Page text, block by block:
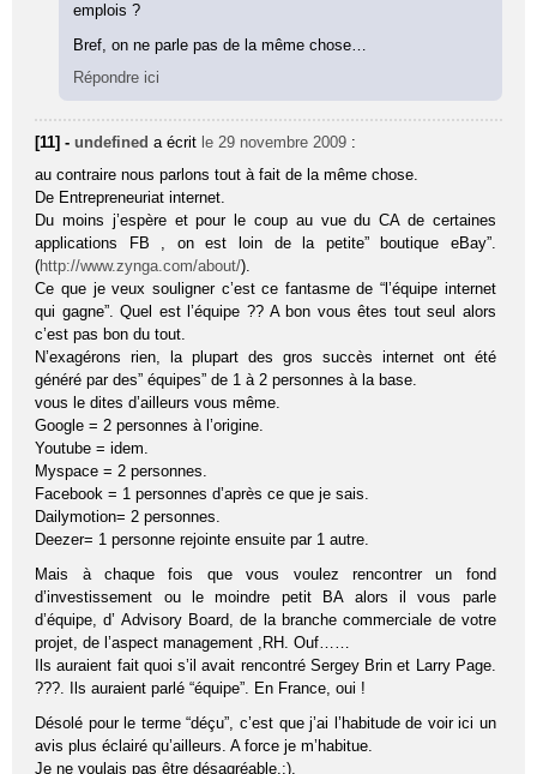
emplois ?
Bref, on ne parle pas de la même chose…
Répondre ici
[11] -undefined a écrit le 29 novembre 2009 :
au contraire nous parlons tout à fait de la même chose.
De Entrepreneuriat internet.
Du moins j’espère et pour le coup au vue du CA de certaines
applications FB , on est loin de la petite” boutique eBay”.
(http://www.zynga.com/about/).
Ce que je veux souligner c’est ce fantasme de “l’équipe internet
qui gagne”. Quel est l’équipe ?? A bon vous êtes tout seul alors
c’est pas bon du tout.
N’exagérons rien, la plupart des gros succès internet ont été
généré par des” équipes” de 1 à 2 personnes à la base.
vous le dites d’ailleurs vous même.
Google = 2 personnes à l’origine.
Youtube = idem.
Myspace = 2 personnes.
Facebook = 1 personnes d’après ce que je sais.
Dailymotion= 2 personnes.
Deezer= 1 personne rejointe ensuite par 1 autre.
Mais à chaque fois que vous voulez rencontrer un fond
d’investissement ou le moindre petit BA alors il vous parle
d’équipe, d’ Advisory Board, de la branche commerciale de votre
projet, de l’aspect management ,RH. Ouf……
Ils auraient fait quoi s’il avait rencontré Sergey Brin et Larry Page.
???. Ils auraient parlé “équipe”. En France, oui !
Désolé pour le terme “déçu”, c’est que j’ai l’habitude de voir ici un
avis plus éclairé qu’ailleurs. A force je m’habitue.
Je ne voulais pas être désagréable.:).